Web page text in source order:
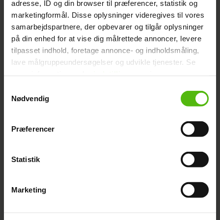
adresse, ID og din browser til præferencer, statistik og
marketingformål. Disse oplysninger videregives til vores
samarbejdspartnere, der opbevarer og tilgår oplysninger
på din enhed for at vise dig målrettede annoncer, levere
tilpasset indhold, foretage annonce- og indholdsmåling,
lave målgruppeundersøgelser og udvikle tjenester. Se
tilbage eller ændre indstillinger fra vores
"Cookiedeklaration", eller ved at trykke på "Privacy
Vi ønsker dit samtykke til at indsamle og bruge data for
indhold til dig.
Nødvendig
Præferencer
Statistik
Marketing
Sprøde forårsruller med